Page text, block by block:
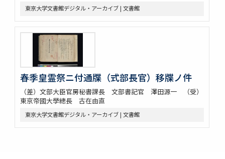
東京大学文書館デジタル・アーカイブ | 文書館
春季皇霊祭ニ付通牒（式部長官）移牒ノ件
（差）文部大臣官房秘書課長 文部書記官 澤田源一 （受）
東京帝國大學總長 古在由直
東京大学文書館デジタル・アーカイブ | 文書館